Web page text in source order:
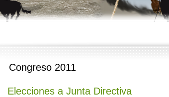
Congreso 2011
Elecciones a Junta Directiva